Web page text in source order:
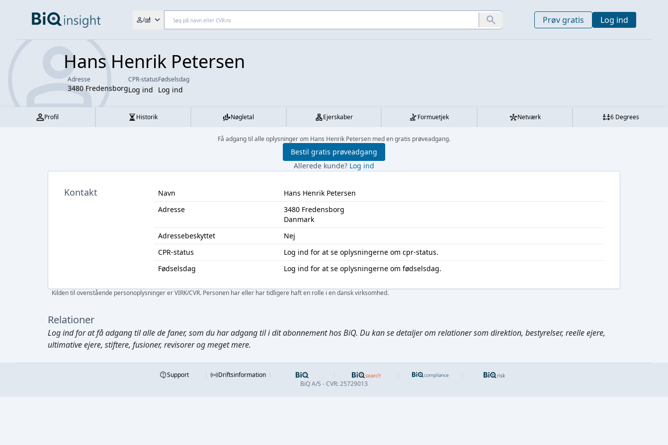
/ Prøv gratis Log ind
Hans Henrik Petersen
Adresse
3480 Fredensborg
CPR-status
Log ind
Fødselsdag
Log ind
Profil Historik Nøgletal Ejerskaber Formuetjek Netværk 6 Degrees
Få adgang til alle oplysninger om Hans Henrik Petersen med en gratis prøveadgang.
Bestil gratis prøveadgang
Allerede kunde? Log ind
Kontakt Navn
Hans Henrik Petersen
Adresse
3480 Fredensborg
Danmark
Adressebeskyttet
Nej
CPR-status
Log ind for at se oplysningerne om cpr-status.
Fødselsdag
Log ind for at se oplysningerne om fødselsdag.
Kilden til ovenstående personoplysninger er VIRK/CVR. Personen har eller har tidligere haft en rolle i en dansk virksomhed.
Relationer
Log indfor at få adgang til alle de faner, som du har adgang til i dit abonnement hos BiQ. Du kan se detaljer om relationer som direktion, bestyrelser, reelle ejere,
ultimative ejere, stiftere, fusioner, revisorer og meget mere.
Support
Driftsinformation
BiQ A/S - CVR: 25729013